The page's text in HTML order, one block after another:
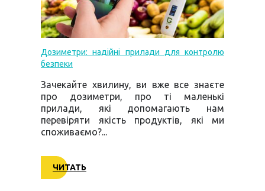
Дозиметри: надійні прилади для контролю
безпеки
Зачекайте хвилину, ви вже все знаєте
про дозиметри, про ті маленькі
прилади, які допомагають нам
перевіряти якість продуктів, які ми
споживаємо?...
ЧИТАТЬ